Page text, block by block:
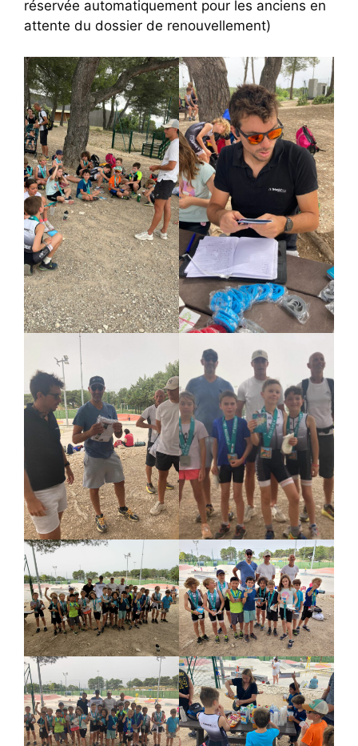
réservée automatiquement pour les anciens en
attente du dossier de renouvellement)